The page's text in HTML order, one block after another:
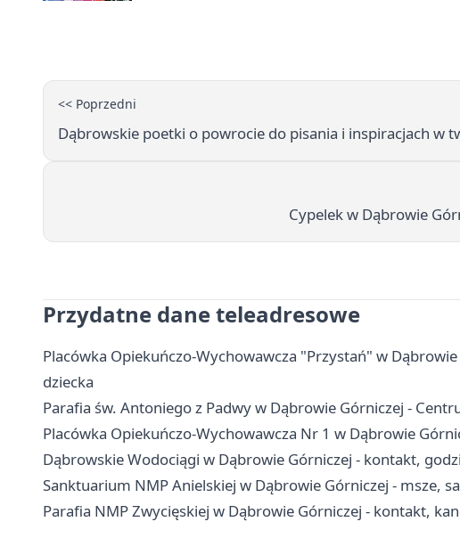
<< Poprzedni
Dąbrowskie poetki o powrocie do pisania i inspiracjach w
Cypelek w Dąbrowie
Przydatne dane teleadresowe
Placówka Opiekuńczo-Wychowawcza "Przystań" w
dziecka
Parafia św. Antoniego z Padwy w Dąbrowie Górniczej -
Placówka Opiekuńczo-Wychowawcza Nr 1 w Dąbrowie
Dąbrowskie Wodociągi w Dąbrowie Górniczej - kontakt,
Sanktuarium NMP Anielskiej w Dąbrowie Górniczej - msze,
Parafia NMP Zwycięskiej w Dąbrowie Górniczej - kontakt,